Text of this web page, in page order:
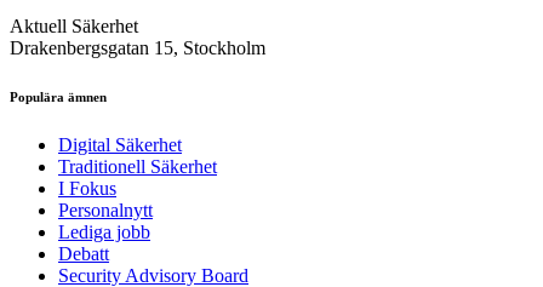
Aktuell Säkerhet
Drakenbergsgatan 15, Stockholm
Populära ämnen
Digital Säkerhet
Traditionell Säkerhet
I Fokus
Personalnytt
Lediga jobb
Debatt
Security Advisory Board